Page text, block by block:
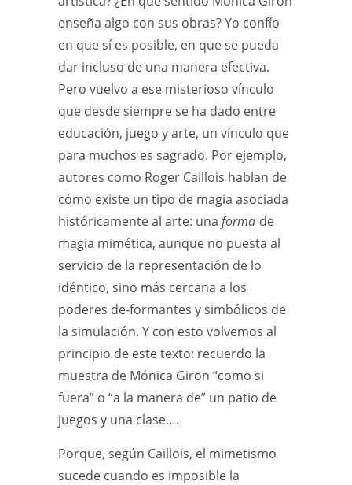
enseña algo con sus obras? Yo confío
en que sí es posible, en que se pueda
dar incluso de una manera efectiva.
Pero vuelvo a ese misterioso vínculo
que desde siempre se ha dado entre
educación, juego y arte, un vínculo que
para muchos es sagrado. Por ejemplo,
autores como Roger Caillois hablan de
cómo existe un tipo de magia asociada
históricamente al arte: una forma de
magia mimética, aunque no puesta al
servicio de la representación de lo
idéntico, sino más cercana a los
poderes de-formantes y simbólicos de
la simulación. Y con esto volvemos al
principio de este texto: recuerdo la
muestra de Mónica Giron “como si
fuera” o “a la manera de” un patio de
juegos y una clase….
Porque, según Caillois, el mimetismo
sucede cuando es imposible la